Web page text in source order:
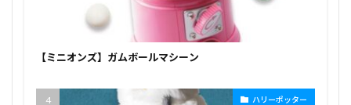
【ミニオンズ】ガムボールマシーン
ハリーポッター